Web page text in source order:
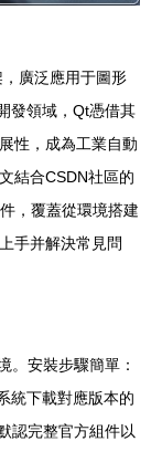
廣泛應用于圖形
發領域，Qt憑借其
性，成為工業自動
結合CSDN社區的
，覆蓋從環境搭建
手并解決常見問
。安裝步驟簡單：
統下載對應版本的
認完整官方組件以